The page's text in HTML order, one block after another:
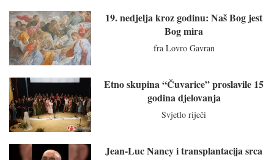
19. nedjelja kroz godinu: Naš Bog jest
Bog mira
fra Lovro Gavran
Etno skupina “Čuvarice” proslavile 15
godina djelovanja
Svjetlo riječi
Jean-Luc Nancy i transplantacija srca